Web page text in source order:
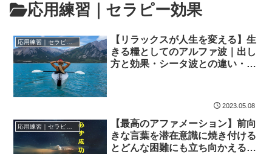
応用練習｜セラピー効果
応用練習｜セラピー効果
【リラックスが人生を変える】生
きる糧としてのアルファ波｜出し
方と効果・シータ波との違い・瞑
2023.05.08
応用練習｜セラピー効果
【最高のアファメーション】前向
きな言葉を潜在意識に焼き付ける
とどんな困難にも立ち向かえる｜